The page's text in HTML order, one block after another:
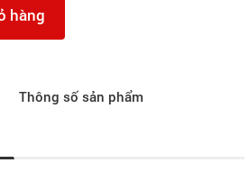
hàng
Thông số sản phẩm